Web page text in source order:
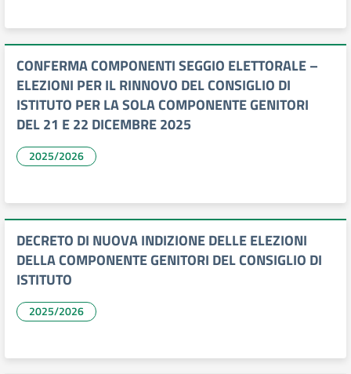
CONFERMA COMPONENTI SEGGIO ELETTORALE –
ELEZIONI PER IL RINNOVO DEL CONSIGLIO DI
ISTITUTO PER LA SOLA COMPONENTE GENITORI
DEL 21 E 22 DICEMBRE 2025
2025/2026
DECRETO DI NUOVA INDIZIONE DELLE ELEZIONI
DELLA COMPONENTE GENITORI DEL CONSIGLIO DI
ISTITUTO
2025/2026